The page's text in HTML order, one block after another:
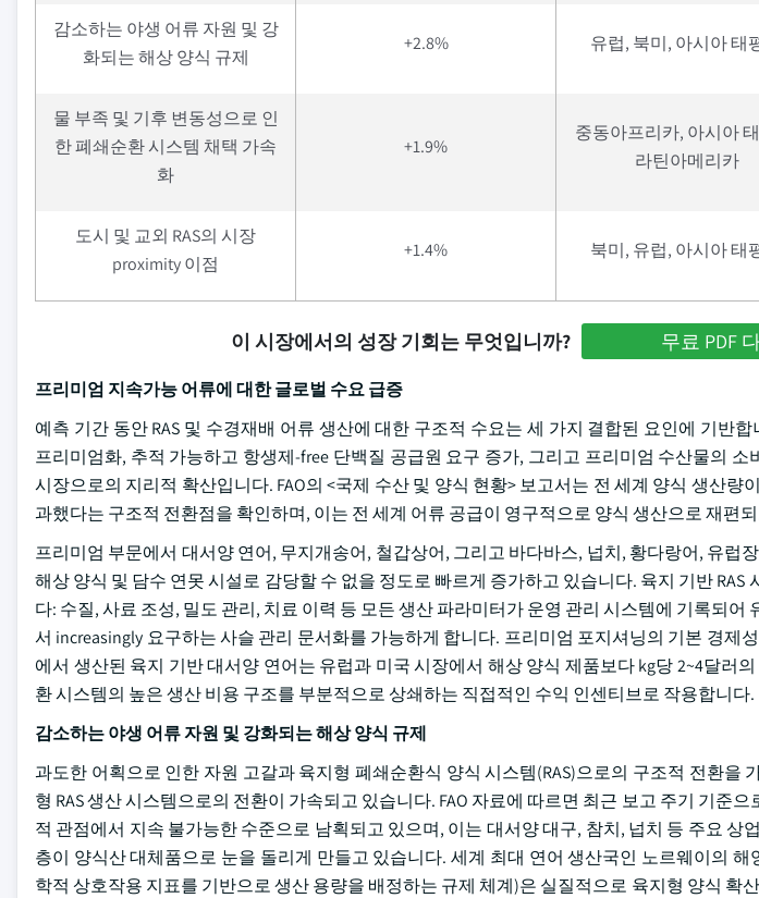
감소하는 야생 어류 자원 및 강
화되는 해상 양식 규제
+2.8% 유럽, 북미, 아시아 태
물 부족 및 기후 변동성으로 인
한 폐쇄순환 시스템 채택 가속
화
+1.9%
중동아프리카, 아시아
라틴아메리카
도시 및 교외 RAS의 시장
proximity 이점
+1.4% 북미, 유럽, 아시아 태
이 시장에서의 성장 기회는 무엇입니까? 무료 PDF
프리미엄 지속가능 어류에 대한 글로벌 수요 급증
예측 기간 동안 RAS 및 수경재배 어류 생산에 대한 구조적 수요는 세 가지 결합된 요인에 기반
프리미엄화, 추적 가능하고 항생제-free 단백질 공급원 요구 증가, 그리고 프리미엄 수산물의
시장으로의 지리적 확산입니다. FAO의 <국제 수산 및 양식 현황> 보고서는 전 세계 양식 생산량
과했다는 구조적 전환점을 확인하며, 이는 전 세계 어류 공급이 영구적으로 양식 생산으로 재편
프리미엄 부문에서 대서양 연어, 무지개송어, 철갑상어, 그리고 바다바스, 넙치, 황다랑어, 유럽
해상 양식 및 담수 연못 시설로 감당할 수 없을 정도로 빠르게 증가하고 있습니다. 육지 기반
다: 수질, 사료 조성, 밀도 관리, 치료 이력 등 모든 생산 파라미터가 운영 관리 시스템에 기록되어
서 increasingly 요구하는 사슬 관리 문서화를 가능하게 합니다. 프리미엄 포지셔닝의 기본 경제
에서 생산된 육지 기반 대서양 연어는 유럽과 미국 시장에서 해상 양식 제품보다 kg당 2~4달러
환 시스템의 높은 생산 비용 구조를 부분적으로 상쇄하는 직접적인 수익 인센티브로 작용합니다.
감소하는 야생 어류 자원 및 강화되는 해상 양식 규제
과도한 어획으로 인한 자원 고갈과 육지형 폐쇄순환식 양식 시스템(RAS)으로의 구조적 전환을
형 RAS 생산 시스템으로의 전환이 가속되고 있습니다. FAO 자료에 따르면 최근 보고 주기 기준
적 관점에서 지속 불가능한 수준으로 남획되고 있으며, 이는 대서양 대구, 참치, 넙치 등 주요 상
층이 양식산 대체품으로 눈을 돌리게 만들고 있습니다. 세계 최대 연어 생산국인 노르웨이의 해
학적 상호작용 지표를 기반으로 생산 용량을 배정하는 규제 체계)은 실질적으로 육지형 양식 확